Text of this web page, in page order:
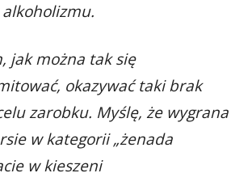
jak można tak się
okazywać taki brak
zarobku. Myślę, że wygrana
w kategorii „żenada
w kieszeni